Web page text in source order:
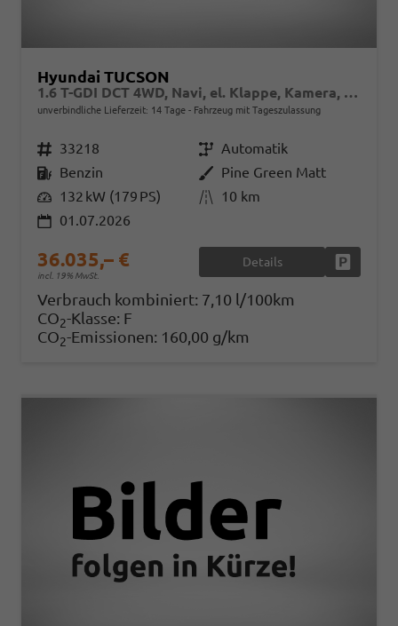
Hyundai TUCSON
1.6 T-GDI DCT 4WD, Navi, el. Klappe, Kamera, Side, Winter, 19-Zoll
unverbindliche Lieferzeit: 14 Tage Fahrzeug mit Tageszulassung
Fahrzeugnr. 33218 GetriebeAutomatik
Kraftstoff Benzin AußenfarbePine Green Matt
Leistung 132 kW (179 PS) Kilometerstand 10 km
01.07.2026
36.035,– €
incl. 19% MwSt.
Details
Verbrauch kombiniert: 7,10 l/100km
CO2-Klasse: F
CO2-Emissionen: 160,00 g/km